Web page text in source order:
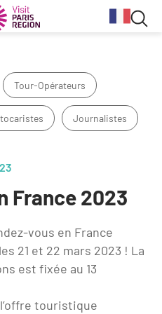
d'affaires
BtoB 2026
site
Tour-Opérateurs
Journalistes
France 2023
vous en France
21 et 22 mars 2023 ! La
est fixée au 13
touristique